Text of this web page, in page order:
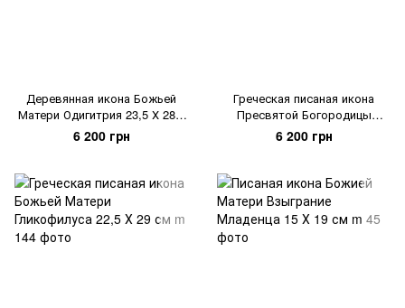
Деревянная икона Божьей
Матери Одигитрия 23,5 Х 28,5
см
6 200 грн
Греческая писаная икона
Пресвятой Богородицы
Скоропослушница 23 × 29 см
6 200 грн